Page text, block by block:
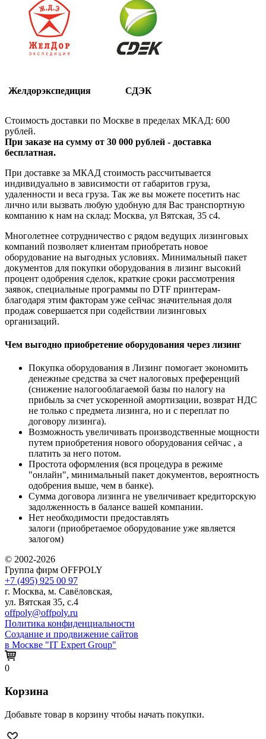
Желдорэкспедиция СДЭК
Стоимость доставки по Москве в пределах МКАД: 600
рублей.
При заказе на сумму от 30 000 рублей - доставка
бесплатная.
При доставке за МКАД стоимость рассчитывается
индивидуально в зависимости от габаритов груза,
удаленности и веса груза. Так же вы можете посетить нас
лично или вызвать любую удобную для Вас транспортную
компанию к нам на склад: Москва, ул Вятская, 35 c4.
Многолетнее сотрудничество с рядом ведущих лизинговых
компаний позволяет клиентам приобретать новое
оборудование на выгодных условиях. Минимальный пакет
документов для покупки оборудования в лизинг высокий
процент одобрения сделок, краткие сроки рассмотрения
заявок, специальные программы по DTF принтерам-
благодаря этим факторам уже сейчас значительная доля
продаж совершается при содействии лизинговых
организаций.
Чем выгодно приобретение оборудования через лизинг
Покупка оборудования в Лизинг помогает экономить
денежные средства за счет налоговых преференций
(снижение налогооблагаемой базы по налогу на
прибыль за счет ускоренной амортизации, возврат НДС
не только с предмета лизинга, но и с переплат по
договору лизинга).
Возможность увеличивать производственные мощности
путем приобретения нового оборудования сейчас , а
платить за него потом.
Простота оформления (вся процедура в режиме
"онлайн", минимальный пакет документов, вероятность
одобрения выше, чем в банке).
Сумма договора лизинга не увеличивает кредиторскую
задолженность в балансе вашей компании.
Нет необходимости предоставлять
залоги (приобретаемое оборудование уже является
залогом)
© 2002-2026
Группа фирм OFFPOLY
+7 (495) 925 00 97
г. Москва, м. Савёловская,
ул. Вятская 35, с.4
offpoly@offpoly.ru
Политика конфиденциальности
Создание и продвижение сайтов
в Москве "IT Expert Group"
0
Корзина
Добавьте товар в корзину чтобы начать покупки.